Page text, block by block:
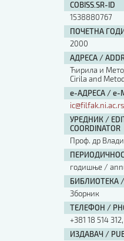
Уговор са аутором
Шаблон прве стране и
Шаблон прве стране и
Шаблон прве стране и
Етички кодекс
Наслов или део наслова
COBISS.SR-ID
1538880767
ПОЧЕТНА
2000
АДРЕСА /
Ћирила и
Cirila and
е-АДРЕСА / e-
ic@filfak.ni.ac.rs
УРЕДНИК /
COORDINATOR
Проф. др
годишње /
БИБЛИОТЕКА /
Зборник
ТЕЛЕФОН /
+381 18 514
ИЗДАВАЧ /